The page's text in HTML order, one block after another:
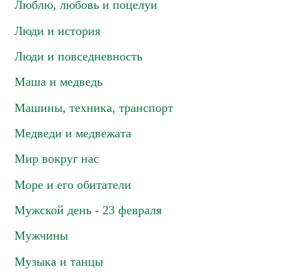
Люблю, любовь и поцелуи
Люди и история
Люди и повседневность
Маша и медведь
Машины, техника, транспорт
Медведи и медвежата
Мир вокруг нас
Море и его обитатели
Мужской день - 23 февраля
Мужчины
Музыка и танцы